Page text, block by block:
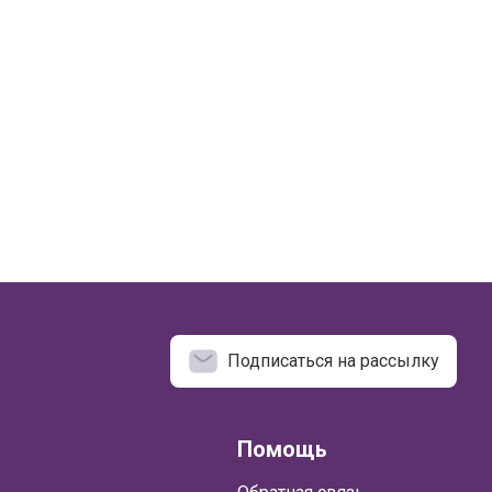
Подписаться на рассылку
Помощь